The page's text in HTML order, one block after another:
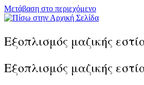
Μετάβαση στο περιεχόμενο
Εξοπλισμός μαζικής
Εξοπλισμός μαζικής